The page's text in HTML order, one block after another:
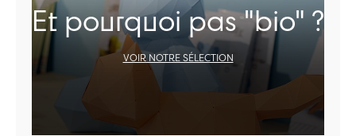
Et pourquoi pas "bio" ?
VOIR NOTRE SÉLECTION